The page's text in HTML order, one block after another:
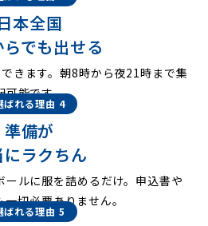
本全国
らでも出せる
きます。朝8時から夜21時まで集
可能です。
ばれる理由 4
準備が
ラクちん
ールに服を詰めるだけ。申込書や
切必要ありません。
ばれる理由 5